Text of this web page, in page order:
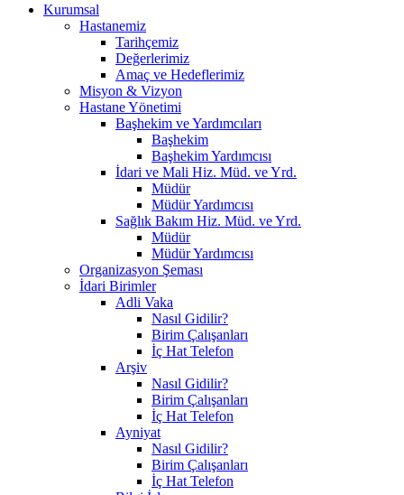
Kurumsal
Hastanemiz
Tarihçemiz
Değerlerimiz
Amaç ve Hedeflerimiz
Misyon & Vizyon
Hastane Yönetimi
Başhekim ve Yardımcıları
Başhekim
Başhekim Yardımcısı
İdari ve Mali Hiz. Müd. ve Yrd.
Müdür
Müdür Yardımcısı
Sağlık Bakım Hiz. Müd. ve Yrd.
Müdür
Müdür Yardımcısı
Organizasyon Şeması
İdari Birimler
Adli Vaka
Nasıl Gidilir?
Birim Çalışanları
İç Hat Telefon
Arşiv
Nasıl Gidilir?
Birim Çalışanları
İç Hat Telefon
Ayniyat
Nasıl Gidilir?
Birim Çalışanları
İç Hat Telefon